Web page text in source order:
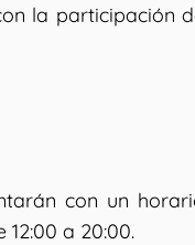
la participación
con un
a 20:00.